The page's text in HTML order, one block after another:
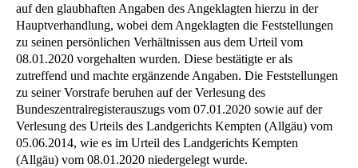
auf den glaubhaften Angaben des Angeklagten hierzu in der
Hauptverhandlung, wobei dem Angeklagten die Feststellungen
zu seinen persönlichen Verhältnissen aus dem Urteil vom
08.01.2020 vorgehalten wurden. Diese bestätigte er als
zutreffend und machte ergänzende Angaben. Die Feststellungen
zu seiner Vorstrafe beruhen auf der Verlesung des
Bundeszentralregisterauszugs vom 07.01.2020 sowie auf der
Verlesung des Urteils des Landgerichts Kempten (Allgäu) vom
05.06.2014, wie es im Urteil des Landgerichts Kempten
(Allgäu) vom 08.01.2020 niedergelegt wurde.